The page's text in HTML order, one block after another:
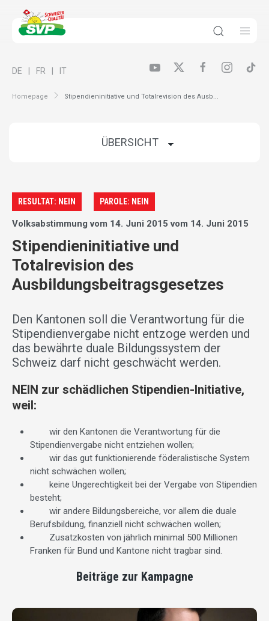
Homepage Stipendieninitiative und Totalrevision des Ausb...
DE FR IT
RESULTAT: NEIN PAROLE: NEIN
Volksabstimmung vom 14. Juni 2015 vom 14. Juni 2015
Stipendieninitiative und
Totalrevision des
Ausbildungsbeitragsgesetzes
Den Kantonen soll die Verantwortung für die
Stipendienvergabe nicht entzoge werden und
das bewährte duale Bildungssystem der
Schweiz darf nicht geschwächt werden.
NEIN zur schädlichen Stipendien-Initiative,
weil:
wir den Kantonen die Verantwortung für die
Stipendienvergabe nicht entziehen wollen;
wir das gut funktionierende föderalistische System
nicht schwächen wollen;
keine Ungerechtigkeit bei der Vergabe von Stipendien
besteht;
wir andere Bildungsbereiche, vor allem die duale
Berufsbildung, finanziell nicht schwächen wollen;
Zusatzkosten von jährlich minimal 500 Millionen
Franken für Bund und Kantone nicht tragbar sind.
Beiträge zur Kampagne